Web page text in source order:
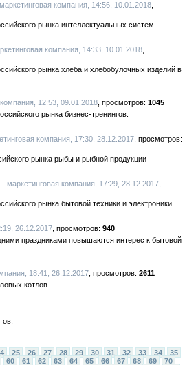
компания, 14:56, 10.01.2018
рынка интеллектуальных систем.
компания, 14:33, 10.01.2018
рынка хлеба и хлебобулочных изделий в
12:53, 09.01.2018
1045
рынка бизнес-тренингов.
компания, 17:30, 28.12.2017
рынка рыбы и рыбной продукции
- маркетинговая компания, 17:29, 28.12.2017
рынка бытовой техники и электроники.
26.12.2017
940
праздниками повышаются интерес к бытовой
18:41, 26.12.2017
2611
котлов.
25 26 27 28 29 30 31 32 33 34
35
60 61 62 63 64 65 66 67 68 69 70